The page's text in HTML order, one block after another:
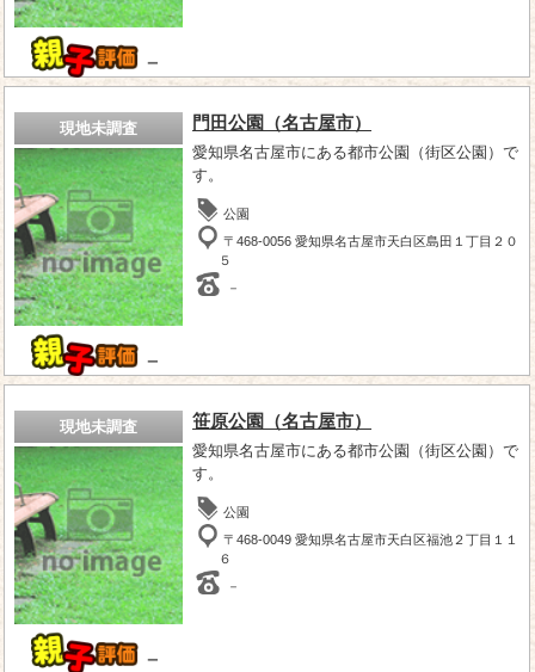
－
現地未調査
－
門田公園（名古屋市）
愛知県名古屋市にある都市公園（街区公園）で
す。
公園
〒468-0056 愛知県名古屋市天白区島田１丁目２０
５
－
現地未調査
－
笹原公園（名古屋市）
愛知県名古屋市にある都市公園（街区公園）で
す。
公園
〒468-0049 愛知県名古屋市天白区福池２丁目１１
６
－